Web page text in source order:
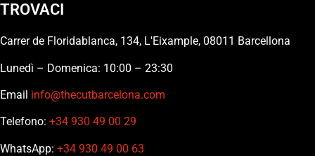
TROVACI
Carrer de Floridablanca, 134, L'Eixample, 08011 Barcellona
Lunedì – Domenica: 10:00 – 23:30
Email info@thecutbarcelona.com
Telefono: +34 930 49 00 29
WhatsApp: +34 930 49 00 63